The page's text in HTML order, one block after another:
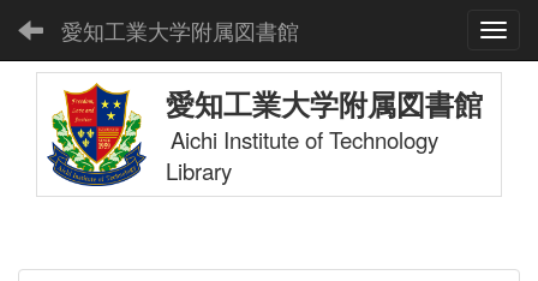
愛知工業大学附属図書館
愛知工業大学附属図書館
Aichi Institute of Technology
Library